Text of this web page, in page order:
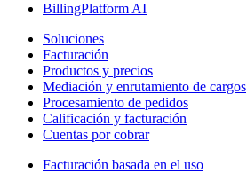
BillingPlatform AI
Soluciones
Facturación
Productos y precios
Mediación y enrutamiento de cargos
Procesamiento de pedidos
Calificación y facturación
Cuentas por cobrar
Facturación basada en el uso